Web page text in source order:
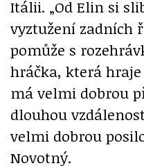
Itálii. „Od Elin si
vyztužení zadních
pomůže s
hráčka, která
má velmi dobrou
dlouhou
velmi dobrou
Novotný.